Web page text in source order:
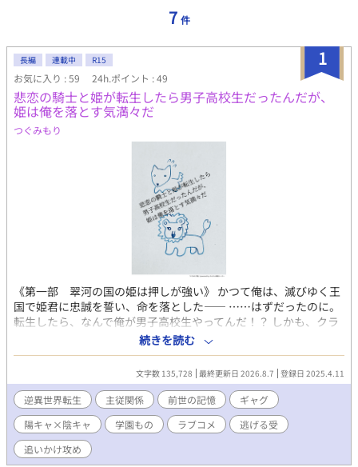
7 件
1
長編 連載中 R15
お気に入り : 59 24h.ポイント : 49
悲恋の騎士と姫が転生したら男子高校生だったんだが、
姫は俺を落とす気満々だ
つぐみもり
《第一部 翠河の国の姫は押しが強い》 かつて俺は、滅びゆく王
国で姫君に忠誠を誓い、命を落とした―― ……はずだったのに。
転生したら、なんで俺が男子高校生やってんだ！？ しかも、クラ
スの陽キャトップ・周藤智哉（すどうともや）は、どう見ても前
世の姫君その人。 顔も声も、距離感バグってる性格もそのまま。
今度は身分差も掟もないからって、攻略する気満々で迫ってくる
のやめてくれ！ 平穏な現代ライフを送りたい陰キャ男子（元騎
士）と、全力で落としにかかる陽キャ男子（元姫）の、逆異世界
転生BLギャグコメディ！ 「見つけたぞ、私の騎士。今度こそ、お
前を手に入れる」 「イイエナンノコトカワカリマセン」 忠義も身
分も性別も全部飛び越えて、今日も逃げる俺と追いかける姫（男
子高校生） 《第二部 熱砂の国からの闖入者》 郁朗と智哉は、前
続きを読む
文字数 135,728 最終更新日 2026.8.7 登録日 2025.4.11
逆異世界転生 主従関係 前世の記憶
ギャグ
陽キャ×陰キャ
学園もの ラブコメ
逃げる受
追いかけ攻め